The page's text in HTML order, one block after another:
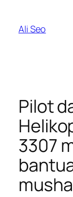
content
Ali Seo
Pilot
3307